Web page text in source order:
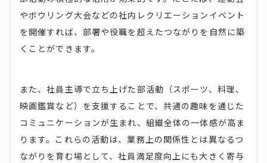
やボウリング大会などの社内レクリエーションイベント
を開催すれば、部署や役職を超えたつながりを自然に築
くことができます。
また、社員主導で立ち上げた部活動（スポーツ、料理、
映画鑑賞など）を支援することで、共通の趣味を通じた
コミュニケーションが生まれ、組織全体の一体感が高ま
ります。これらの活動は、業務上の関係性とは異なるつ
ながりを育む場として、社員満足度向上にも大きく寄与